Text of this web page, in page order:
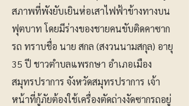
สภาพที่พังยับเยินห่อเสาไฟฟ้าข้างทางบน
ฟุตบาท โดยมีร่างของชายคนขับติดคาซาก
รถ ทราบชื่อ นาย สกล (สงวนนามสกุล) อายุ
35 ปี ชาวตำบลแพรกษา อำเภอเมือง
สมุทรปราการ จังหวัดสมุทรปราการ เจ้า
หน้าที่กู้ภัยต้องใช้เครื่องตัดถ่างงัดซากรถอยู่